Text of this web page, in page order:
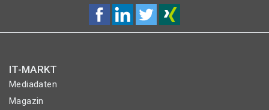
IT-MARKT
Mediadaten
Magazin